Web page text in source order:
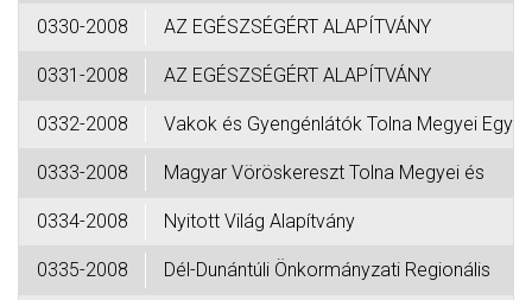
0330-2008 AZ EGÉSZSÉGÉRT ALAPÍTVÁNY
0331-2008 AZ EGÉSZSÉGÉRT ALAPÍTVÁNY
0332-2008 Vakok és Gyengénlátók Tolna Megyei Egye-
0333-2008 Magyar Vöröskereszt Tolna Megyei és
0334-2008 Nyitott Világ Alapítvány
0335-2008 Dél-Dunántúli Önkormányzati Regionális